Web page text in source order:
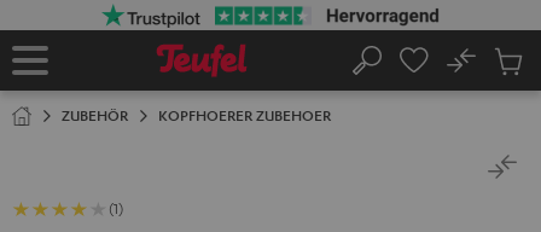
Startseite
Suche
No
ZUBEHÖR KOPFHOERER ZUBEHOER
(1)